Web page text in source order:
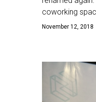
coworking
November 12, 2018